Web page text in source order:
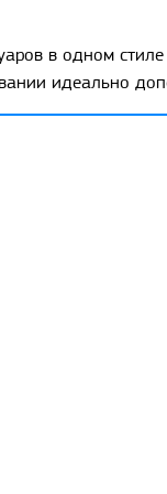
в одном
идеально